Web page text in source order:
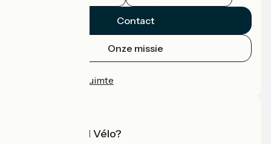
Contact
Onze missie
Professionele ruimte
Wat is Accueil Vélo?